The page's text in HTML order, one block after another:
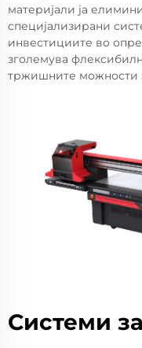
материјали ја
специјализирани
инвестициите во
зголемува
тржишните можности
Системи